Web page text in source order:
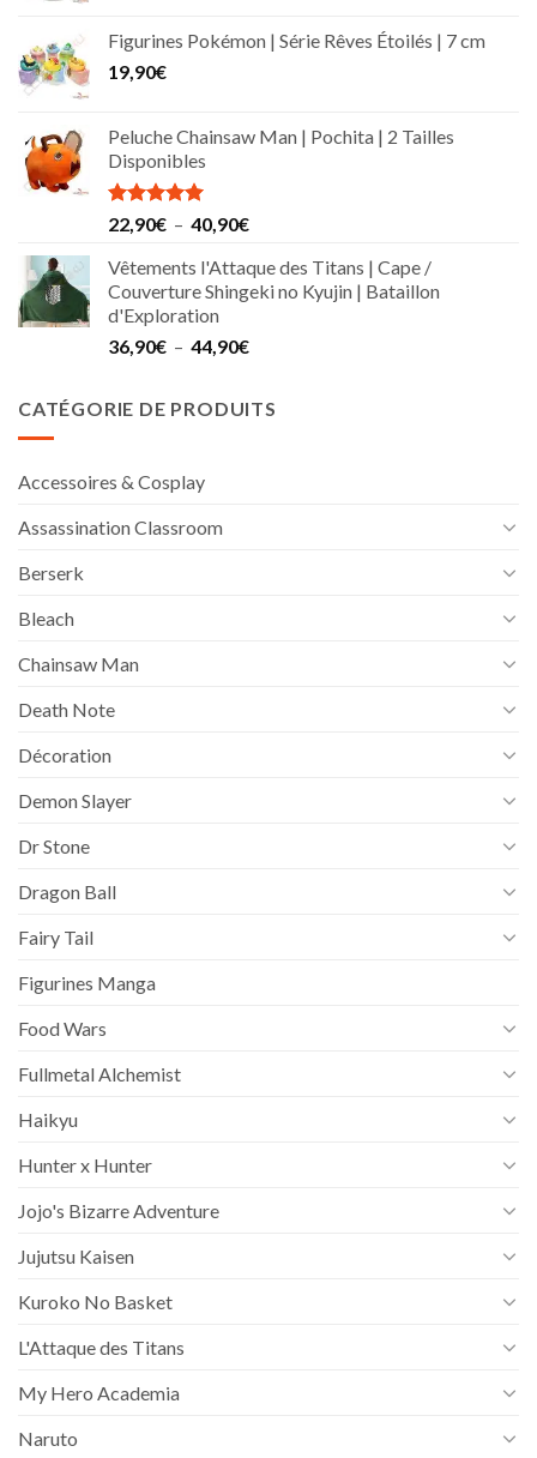
Figurines Pokémon | Série Rêves Étoilés | 7 cm
19,90€
Peluche Chainsaw Man | Pochita | 2 Tailles
Disponibles
Note5.00
sur 5
22,90€ – 40,90€Plage
prix :
22,90€
40,90€
Vêtements l'Attaque des Titans | Cape /
Couverture Shingeki no Kyujin | Bataillon
d'Exploration
36,90€ – 44,90€Plage
36,90€
CATÉGORIE DE PRODUITS
Accessoires & Cosplay
Assassination Classroom
Berserk
Bleach
Chainsaw Man
Death Note
Décoration
Demon Slayer
Dr Stone
Dragon Ball
Fairy Tail
Figurines Manga
Food Wars
Fullmetal Alchemist
Haikyu
Hunter x Hunter
Jojo's Bizarre Adventure
Jujutsu Kaisen
Kuroko No Basket
L'Attaque des Titans
My Hero Academia
Naruto